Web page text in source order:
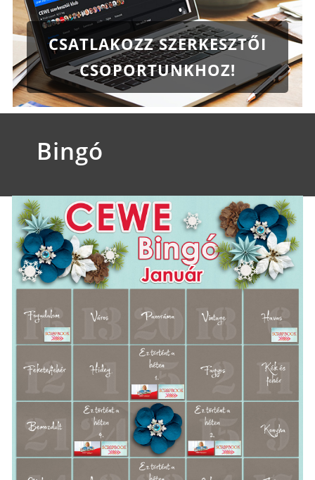
CSATLAKOZZ SZERKESZTŐI
CSOPORTUNKHOZ!
Bingó